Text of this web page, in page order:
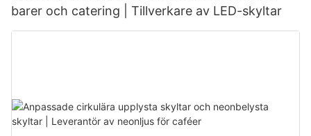
barer och catering | Tillverkare av LED-skyltar